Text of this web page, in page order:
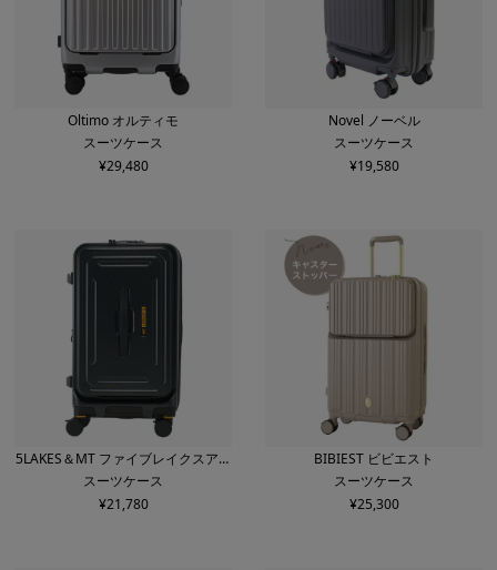
Oltimo オルティモ
スーツケース
¥29,480
Novel ノーベル
スーツケース
¥19,580
5LAKES＆MT ファイブレイクスアン
ドエムティー
スーツケース
¥21,780
BIBIEST ビビエスト
スーツケース
¥25,300